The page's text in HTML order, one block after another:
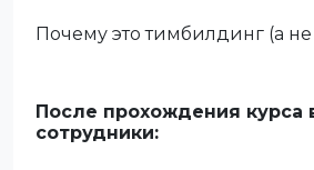
Почему это тимбилдинг (а не
После прохождения курса
сотрудники: